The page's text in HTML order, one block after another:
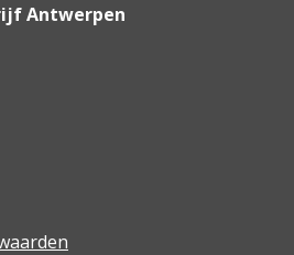
Antwerpen